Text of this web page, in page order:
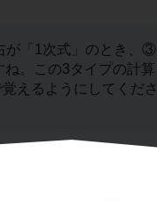
「1次式」のとき、③
。この3タイプの計算
えるようにしてくださ